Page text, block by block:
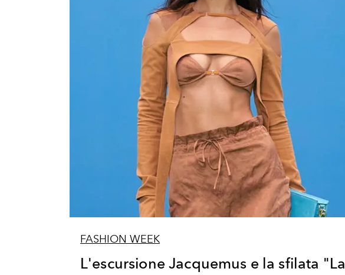
FASHION WEEK
L'escursione Jacquemus e la sfilata "La